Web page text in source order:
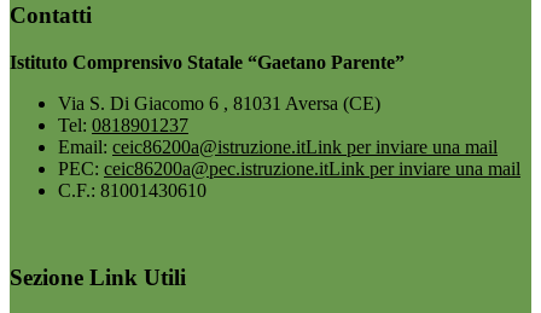
Contatti
Istituto Comprensivo Statale “Gaetano Parente”
Via S. Di Giacomo 6 , 81031 Aversa (CE)
Tel: 0818901237
Email: ceic86200a@istruzione.itLink per inviare una mail
PEC: ceic86200a@pec.istruzione.itLink per inviare una mail
C.F.: 81001430610
Sezione Link Utili